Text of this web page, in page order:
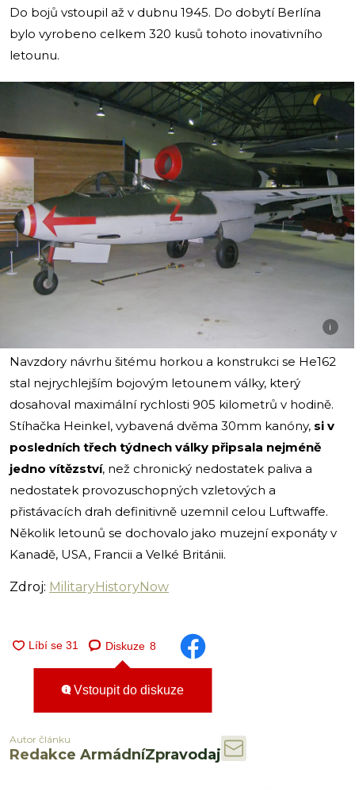
Do bojů vstoupil až v dubnu 1945. Do dobytí Berlína
bylo vyrobeno celkem 320 kusů tohoto inovativního
letounu.
i
Navzdory návrhu šitému horkou a konstrukci se He162
stal nejrychlejším bojovým letounem války, který
dosahoval maximální rychlosti 905 kilometrů v hodině.
Stíhačka Heinkel, vybavená dvěma 30mm kanóny, si v
posledních třech týdnech války připsala nejméně
jedno vítězství, než chronický nedostatek paliva a
nedostatek provozuschopných vzletových a
přistávacích drah definitivně uzemnil celou Luftwaffe.
Několik letounů se dochovalo jako muzejní exponáty v
Kanadě, USA, Francii a Velké Británii.
Zdroj: MilitaryHistoryNow
Diskuze 8
Vstoupit do diskuze
Autor článku
Redakce ArmádníZpravodaj